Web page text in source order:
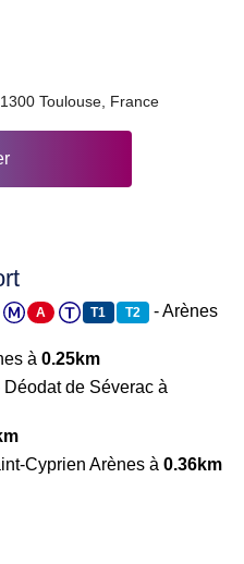
Toulouse, France
A T1 T2 - Arènes
à 0.25km
Déodat de Séverac à
Cyprien Arènes à 0.36km